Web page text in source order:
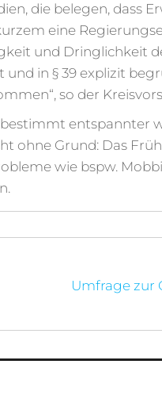
die belegen, dass
eine
und Dringlichkeit
in § 39 explizit
so der
entspannter
ohne Grund: Das
wie bspw.
Umfrage zur